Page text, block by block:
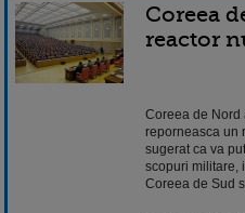
Coreea
reactor
Coreea de Nord
reporneasca un
sugerat ca va
scopuri militare,
Coreea de Sud